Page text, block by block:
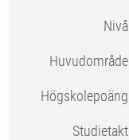
Nivå
Huvudområde
högskolepoäng
Studietakt